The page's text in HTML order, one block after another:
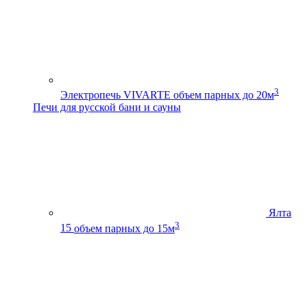
Электропечь VIVARTE объем парных до 20м3
Печи для русской бани и сауны
Ялта
15 объем парных до 15м3